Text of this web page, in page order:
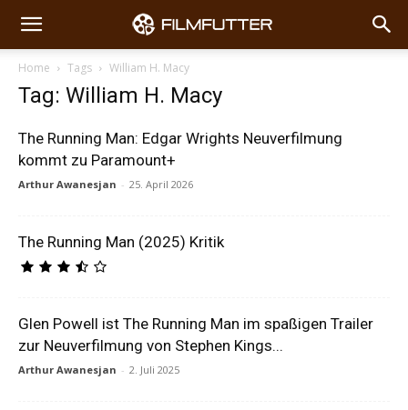
Home Tags William H. Macy
Tag: William H. Macy
The Running Man: Edgar Wrights Neuverfilmung
kommt zu Paramount+
Arthur Awanesjan - 25. April 2026
The Running Man (2025) Kritik
Glen Powell ist The Running Man im spaßigen Trailer
zur Neuverfilmung von Stephen Kings...
Arthur Awanesjan - 2. Juli 2025